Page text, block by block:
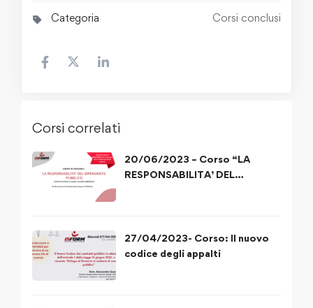
Categoria Corsi conclusi
Corsi correlati
20/06/2023 – Corso “LA
RESPONSABILITA’ DEL
27/04/2023- Corso: Il nuovo
codice degli appalti